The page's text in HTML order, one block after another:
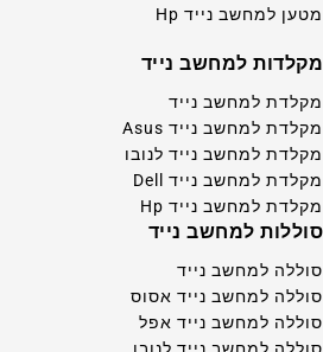
מטען למחשב נייד Hp
מקלדות למחשב נייד
מקלדת למחשב נייד
מקלדת למחשב נייד Asus
מקלדת למחשב נייד לנובו
מקלדת למחשב נייד Dell
מקלדת למחשב נייד Hp
סוללות למחשב נייד
סוללה למחשב נייד
סוללה למחשב נייד אסוס
סוללה למחשב נייד אפל